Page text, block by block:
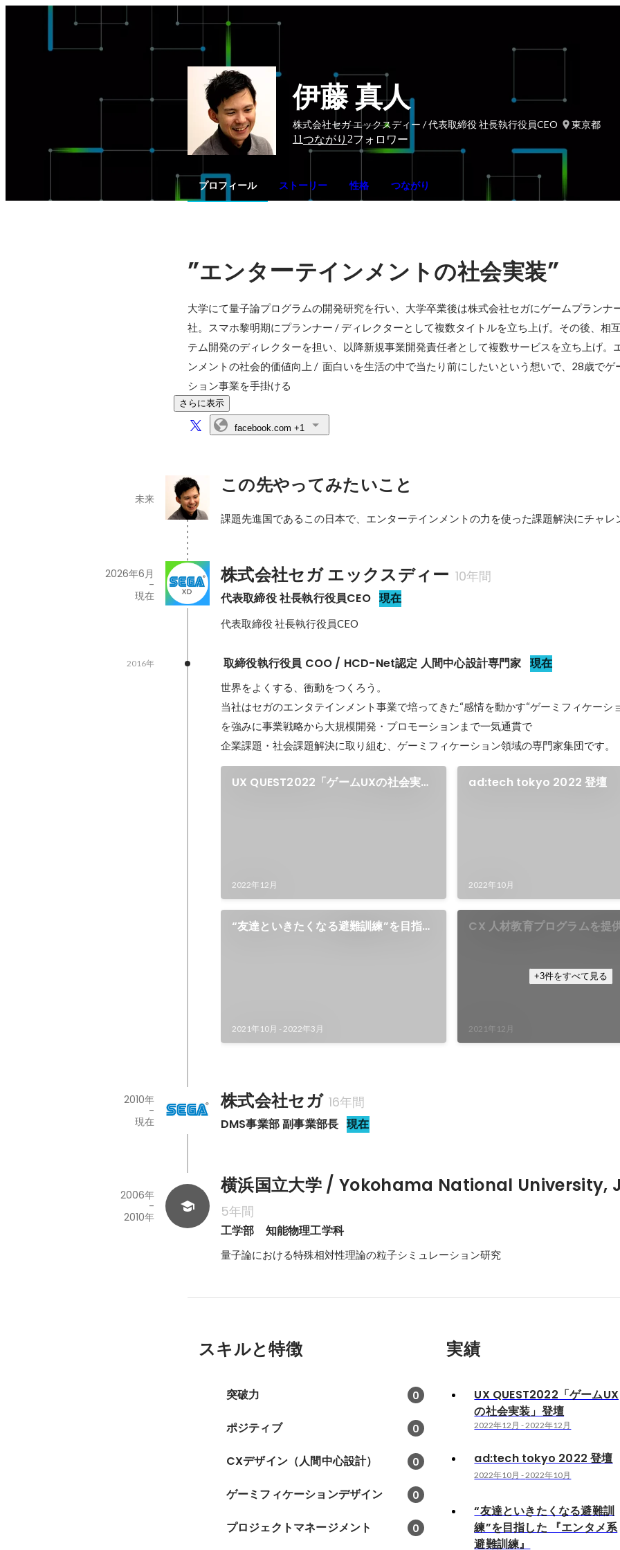
伊藤 真人
株式会社セガ エックスディー / 代表取締役 社長執行役員CEO
東京都
11つながり 2フォロワー
プロフィール ストーリー 性格 つながり
”エンターテインメントの社会実装”
大学にて量子論プログラムの開発研究を行い、大学卒業後は株式会社セガにゲームプランナ
社。スマホ黎明期にプランナー / ディレクターとして複数タイトルを立ち上げ。その後、相
テム開発のディレクターを担い、以降新規事業開発責任者として複数サービスを立ち上げ。
ンメントの社会的価値向上 /  面白いを生活の中で当たり前にしたいという想いで、28歳でゲ
ション事業を手掛ける
さらに表示
facebook.com +1
この先やってみたいこと
未来
課題先進国であるこの日本で、エンターテインメントの力を使った課題解決にチャレ
株式会社セガ エックスディー 10年間
代表取締役 社長執行役員CEO 現在
2026年6月
-
現在
代表取締役 社長執行役員CEO
取締役執行役員 COO / HCD-Net認定 人間中心設計専門家 現在
2016年
世界をよくする、衝動をつくろう。
当社はセガのエンタテインメント事業で培ってきた“感情を動かす“ゲーミフィケーシ
を強みに事業戦略から大規模開発・プロモーションまで一気通貫で
企業課題・社会課題解決に取り組む、ゲーミフィケーション領域の専門家集団です。
UX QUEST2022「ゲームUXの社会実
2022年12月
ad:tech tokyo 2022 登壇
2022年10月
“友達といきたくなる避難訓練”を目指し
2021年10月 -2022年3月
CX 人材教育プログラムを提
2021年12月
+3件をすべて見る
株式会社セガ 16年間
DMS事業部 副事業部長 現在
2010年
-
現在
横浜国立大学 / Yokohama National University,
5年間
工学部　知能物理工学科
2006年
-
2010年
量子論における特殊相対性理論の粒子シミュレーション研究
スキルと特徴
突破力 0
ポジティブ 0
CXデザイン（人間中心設計） 0
ゲーミフィケーションデザイン 0
プロジェクトマネージメント 0
実績
UX QUEST2022「ゲームUX
の社会実装」登壇
2022年12月 -2022年12月
ad:tech tokyo 2022 登壇
2022年10月 -2022年10月
“友達といきたくなる避難訓
練”を目指した 『エンタメ系
避難訓練』